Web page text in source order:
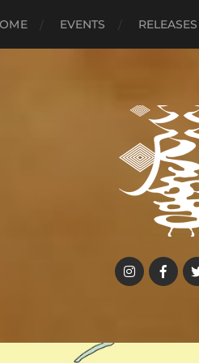
EVENTS RELEASES